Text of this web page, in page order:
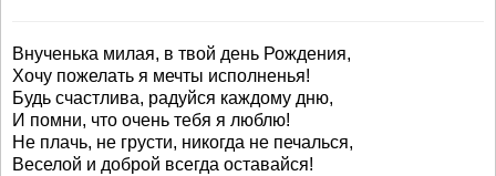
Внученька милая, в твой день Рождения,
Хочу пожелать я мечты исполненья!
Будь счастлива, радуйся каждому дню,
И помни, что очень тебя я люблю!
Не плачь, не грусти, никогда не печалься,
Веселой и доброй всегда оставайся!